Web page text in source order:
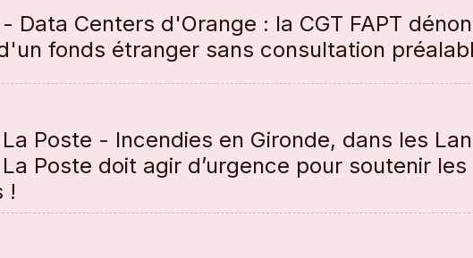
Data Centers d'Orange : la CGT FAPT
fonds étranger sans consultation
Poste - Incendies en Gironde, dans les
Poste doit agir d’urgence pour soutenir
!